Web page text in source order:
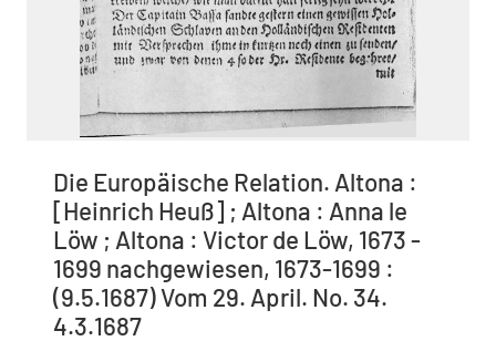
Die Europäische Relation. Altona :
[Heinrich Heuß] ; Altona : Anna le
Löw ; Altona : Victor de Löw, 1673 -
1699 nachgewiesen, 1673-1699 :
(9.5.1687) Vom 29. April. No. 34.
4.3.1687